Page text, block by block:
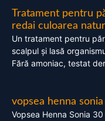
Tratament pentru
redai culoarea
Un tratament pentru
scalpul și lasă
Fără amoniac, testat
vopsea henna
Vopsea Henna Sonia